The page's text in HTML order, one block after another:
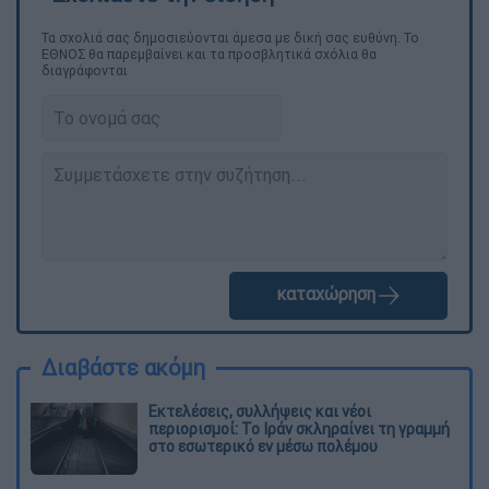
Τα σχολιά σας δημοσιεύονται άμεσα με δική σας ευθύνη. Το
ΕΘΝΟΣ θα παρεμβαίνει και τα προσβλητικά σχόλια θα
διαγράφονται
καταχώρηση
Διαβάστε ακόμη
Εκτελέσεις, συλλήψεις και νέοι
περιορισμοί: Το Ιράν σκληραίνει τη γραμμή
στο εσωτερικό εν μέσω πολέμου